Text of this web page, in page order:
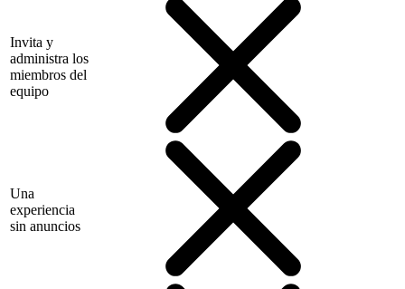
Invita y
administra los
miembros del
equipo
Una
experiencia
sin anuncios